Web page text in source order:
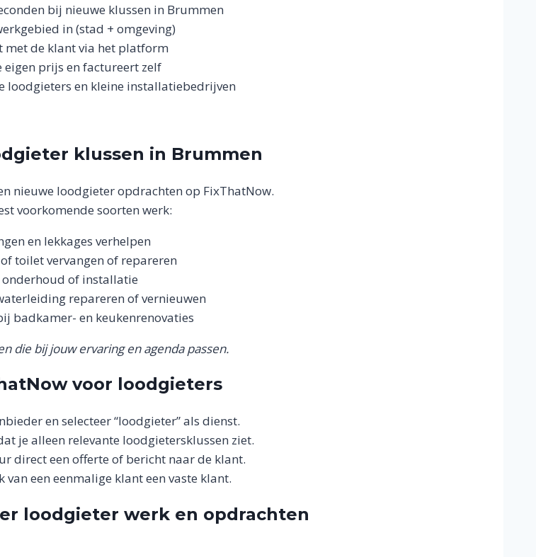
bij nieuwe klussen in Brummen
in (stad + omgeving)
met de klant via het platform
eigen prijs en factureert zelf
loodgieters en kleine installatiebedrijven
klussen in Brummen
nieuwe loodgieter opdrachten op FixThatNow.
voorkomende soorten werk:
en lekkages verhelpen
toilet vervangen of repareren
onderhoud of installatie
repareren of vernieuwen
badkamer- en keukenrenovaties
die bij jouw ervaring en agenda passen.
voor loodgieters
en selecteer “loodgieter” als dienst.
je alleen relevante loodgietersklussen ziet.
direct een offerte of bericht naar de klant.
van een eenmalige klant een vaste klant.
loodgieter werk en opdrachten